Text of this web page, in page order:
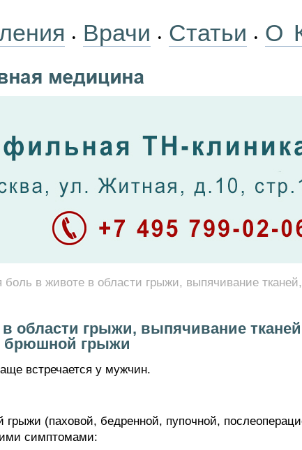
• Врачи • Статьи • О
боль в животе в области грыжи, выпячивание
области грыжи, выпячивание
брюшной грыжи
встречается у мужчин.
(паховой, бедренной, пупочной,
симптомами: